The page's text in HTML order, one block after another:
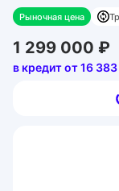
Рыночная цена
1 299 000 ₽
в кредит от 16